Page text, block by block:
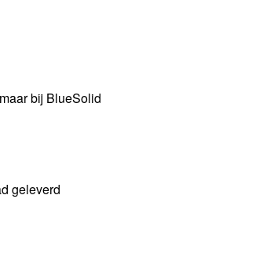
bij BlueSolid
geleverd